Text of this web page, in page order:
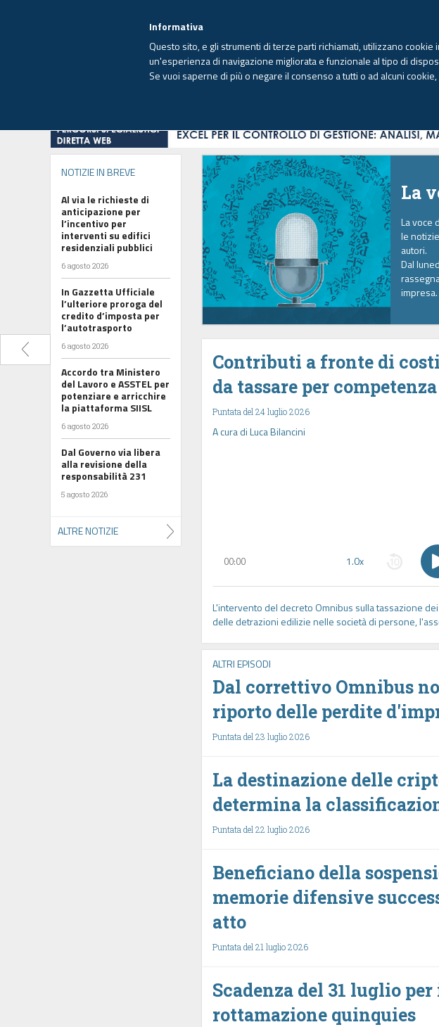
NOTIZIE IN BREVE
Al via le richieste di
anticipazione per
l’incentivo per
interventi su edifici
residenziali pubblici
6 agosto 2026
In Gazzetta Ufficiale
l’ulteriore proroga del
credito d’imposta per
l’autotrasporto
6 agosto 2026
Accordo tra Ministero
del Lavoro e ASSTEL per
potenziare e arricchire
la piattaforma SIISL
6 agosto 2026
Dal Governo via libera
alla revisione della
responsabilità 231
5 agosto 2026
ALTRE NOTIZIE
La
La voce
le
autori.
Dal
impresa.
Contributi a fronte di
da tassare per competenza
Puntata del 24 luglio 2026
A cura di Luca Bilancini
00:00 1.0x
L'intervento del decreto Omnibus sulla tassazione
delle detrazioni edilizie nelle società di persone,
ALTRI EPISODI
Dal correttivo Omnibus
riporto delle perdite
Puntata del 23 luglio 2026
La destinazione delle
determina la
Puntata del 22 luglio 2026
Beneficiano della
memorie difensive
atto
Puntata del 21 luglio 2026
Scadenza del 31 luglio
rottamazione quinquies
Informativa
Questo sito, e gli strumenti di terze parti richiamati, utilizzano
un'esperienza di navigazione migliorata e funzionale al tipo di
Se vuoi saperne di più o negare il consenso a tutti o ad alcuni